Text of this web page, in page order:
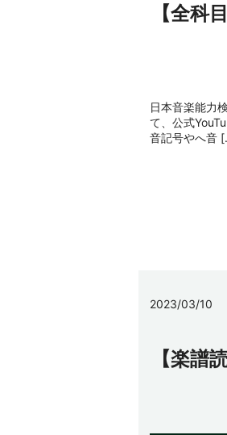
【全科
日本音楽能力
て、公式
音記号やへ音
2023/03/10
【楽譜